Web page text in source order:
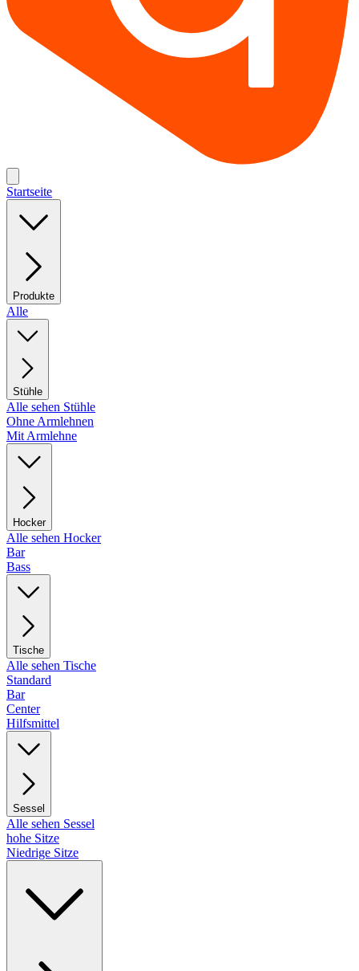
Startseite
Produkte
Alle
Stühle
Alle sehen Stühle
Ohne Armlehnen
Mit Armlehne
Hocker
Alle sehen Hocker
Bar
Bass
Tische
Alle sehen Tische
Standard
Bar
Center
Hilfsmittel
Sessel
Alle sehen Sessel
hohe Sitze
Niedrige Sitze